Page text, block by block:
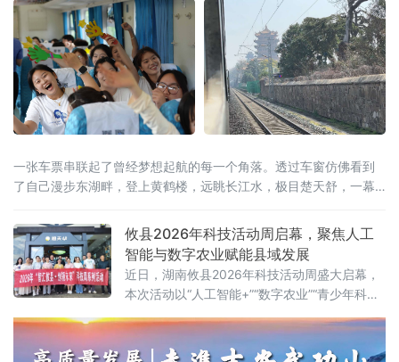
一张车票串联起了曾经梦想起航的每一个角落。透过车窗仿佛看到
了自己漫步东湖畔，登上黄鹤楼，远眺长江水，极目楚天舒，一幕
攸县2026年科技活动周启幕，聚焦人工
智能与数字农业赋能县域发展
近日，湖南攸县2026年科技活动周盛大启幕，
本次活动以“人工智能+”“数字农业”“青少年科
及“培育好强科创兴产业的动能”行动展开，全方
位展示了攸县在科技创新驱动下，产业升级、